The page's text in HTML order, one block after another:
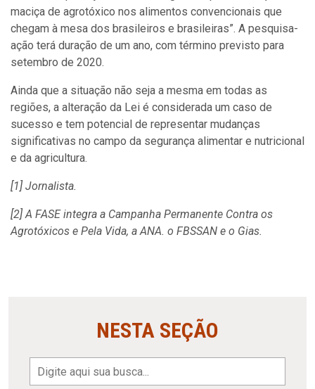
maciça de agrotóxico nos alimentos convencionais que
chegam à mesa dos brasileiros e brasileiras”. A pesquisa-
ação terá duração de um ano, com término previsto para
setembro de 2020.
Ainda que a situação não seja a mesma em todas as
regiões, a alteração da Lei é considerada um caso de
sucesso e tem potencial de representar mudanças
significativas no campo da segurança alimentar e nutricional
e da agricultura.
[1] Jornalista.
[2] A FASE integra a Campanha Permanente Contra os
Agrotóxicos e Pela Vida, a ANA. o FBSSAN e o Gias.
NESTA SEÇÃO